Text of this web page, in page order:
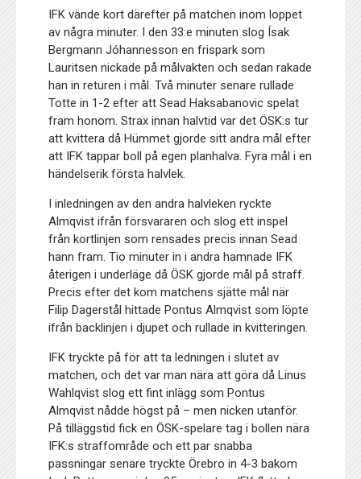
IFK vände kort därefter på matchen inom loppet
av några minuter. I den 33:e minuten slog Ísak
Bergmann Jóhannesson en frispark som
Lauritsen nickade på målvakten och sedan rakade
han in returen i mål. Två minuter senare rullade
Totte in 1-2 efter att Sead Haksabanovic spelat
fram honom. Strax innan halvtid var det ÖSK:s tur
att kvittera då Hümmet gjorde sitt andra mål efter
att IFK tappar boll på egen planhalva. Fyra mål i en
händelserik första halvlek.
I inledningen av den andra halvleken ryckte
Almqvist ifrån försvararen och slog ett inspel
från kortlinjen som rensades precis innan Sead
hann fram. Tio minuter in i andra hamnade IFK
återigen i underläge då ÖSK gjorde mål på straff.
Precis efter det kom matchens sjätte mål när
Filip Dagerstål hittade Pontus Almqvist som löpte
ifrån backlinjen i djupet och rullade in kvitteringen.
IFK tryckte på för att ta ledningen i slutet av
matchen, och det var man nära att göra då Linus
Wahlqvist slog ett fint inlägg som Pontus
Almqvist nådde högst på – men nicken utanför.
På tilläggstid fick en ÖSK-spelare tag i bollen nära
IFK:s straffområde och ett par snabba
passningar senare tryckte Örebro in 4-3 bakom